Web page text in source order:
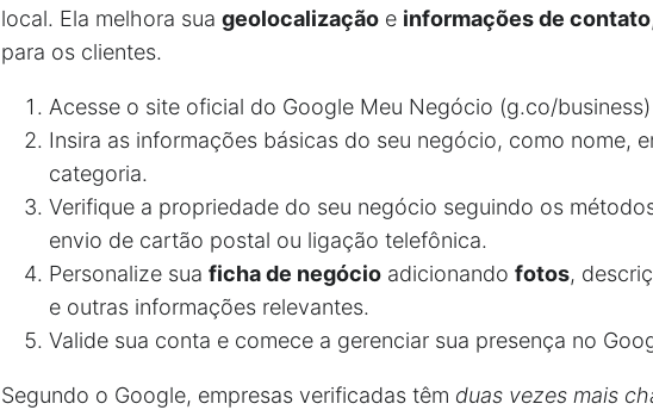
local. Ela melhora sua geolocalização e informações de contato
para os clientes.
Acesse o site oficial do Google Meu Negócio (g.co/business)
Insira as informações básicas do seu negócio, como nome,
categoria.
Verifique a propriedade do seu negócio seguindo os
envio de cartão postal ou ligação telefônica.
Personalize sua ficha de negócio adicionando fotos,
e outras informações relevantes.
Valide sua conta e comece a gerenciar sua presença no
Segundo o Google, empresas verificadas têm duas vezes mais